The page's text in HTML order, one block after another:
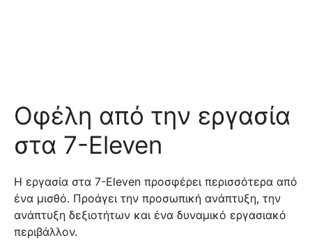
Οφέλη από την εργασία
στα 7-Eleven
Η εργασία στα 7-Eleven προσφέρει περισσότερα από
ένα μισθό. Προάγει την προσωπική ανάπτυξη, την
ανάπτυξη δεξιοτήτων και ένα δυναμικό εργασιακό
περιβάλλον.